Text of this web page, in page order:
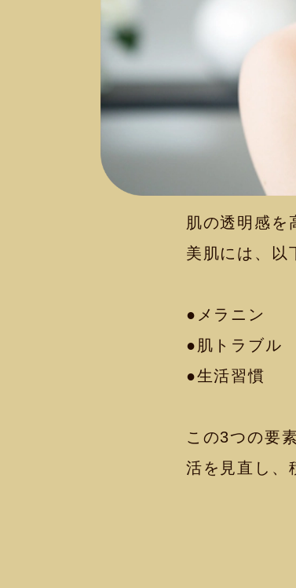
肌の透明感を
美肌には、以
●メラニン
●肌トラブル
●生活習慣
この3つの要
活を見直し、